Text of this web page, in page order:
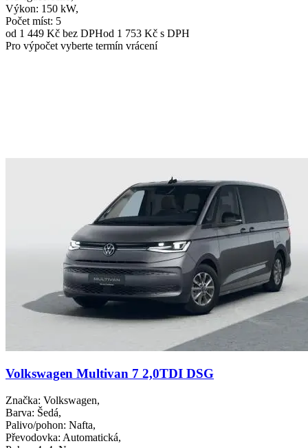
Výkon: 150 kW,
Počet míst: 5
od 1 449 Kč bez DPHod 1 753 Kč s DPH
Pro výpočet vyberte termín vrácení
Volkswagen Multivan 7 2,0TDI DSG
Značka: Volkswagen,
Barva: Šedá,
Palivo/pohon: Nafta,
Převodovka: Automatická,